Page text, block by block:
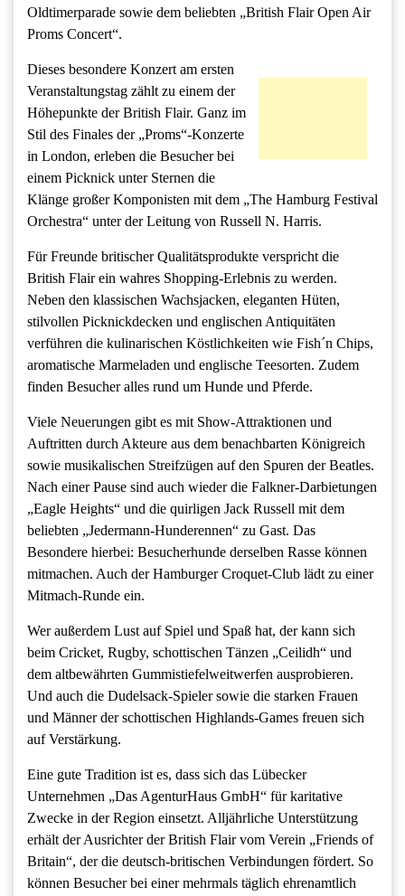
Oldtimerparade sowie dem beliebten „British Flair Open Air
Proms Concert“.
Dieses besondere Konzert am ersten
Veranstaltungstag zählt zu einem der
Höhepunkte der British Flair. Ganz im
Stil des Finales der „Proms“-Konzerte
in London, erleben die Besucher bei
einem Picknick unter Sternen die
Klänge großer Komponisten mit dem „The Hamburg Festival
Orchestra“ unter der Leitung von Russell N. Harris.
Für Freunde britischer Qualitätsprodukte verspricht die
British Flair ein wahres Shopping-Erlebnis zu werden.
Neben den klassischen Wachsjacken, eleganten Hüten,
stilvollen Picknickdecken und englischen Antiquitäten
verführen die kulinarischen Köstlichkeiten wie Fish´n Chips,
aromatische Marmeladen und englische Teesorten. Zudem
finden Besucher alles rund um Hunde und Pferde.
Viele Neuerungen gibt es mit Show-Attraktionen und
Auftritten durch Akteure aus dem benachbarten Königreich
sowie musikalischen Streifzügen auf den Spuren der Beatles.
Nach einer Pause sind auch wieder die Falkner-Darbietungen
„Eagle Heights“ und die quirligen Jack Russell mit dem
beliebten „Jedermann-Hunderennen“ zu Gast. Das
Besondere hierbei: Besucherhunde derselben Rasse können
mitmachen. Auch der Hamburger Croquet-Club lädt zu einer
Mitmach-Runde ein.
Wer außerdem Lust auf Spiel und Spaß hat, der kann sich
beim Cricket, Rugby, schottischen Tänzen „Ceilidh“ und
dem altbewährten Gummistiefelweitwerfen ausprobieren.
Und auch die Dudelsack-Spieler sowie die starken Frauen
und Männer der schottischen Highlands-Games freuen sich
auf Verstärkung.
Eine gute Tradition ist es, dass sich das Lübecker
Unternehmen „Das AgenturHaus GmbH“ für karitative
Zwecke in der Region einsetzt. Alljährliche Unterstützung
erhält der Ausrichter der British Flair vom Verein „Friends of
Britain“, der die deutsch-britischen Verbindungen fördert. So
können Besucher bei einer mehrmals täglich ehrenamtlich